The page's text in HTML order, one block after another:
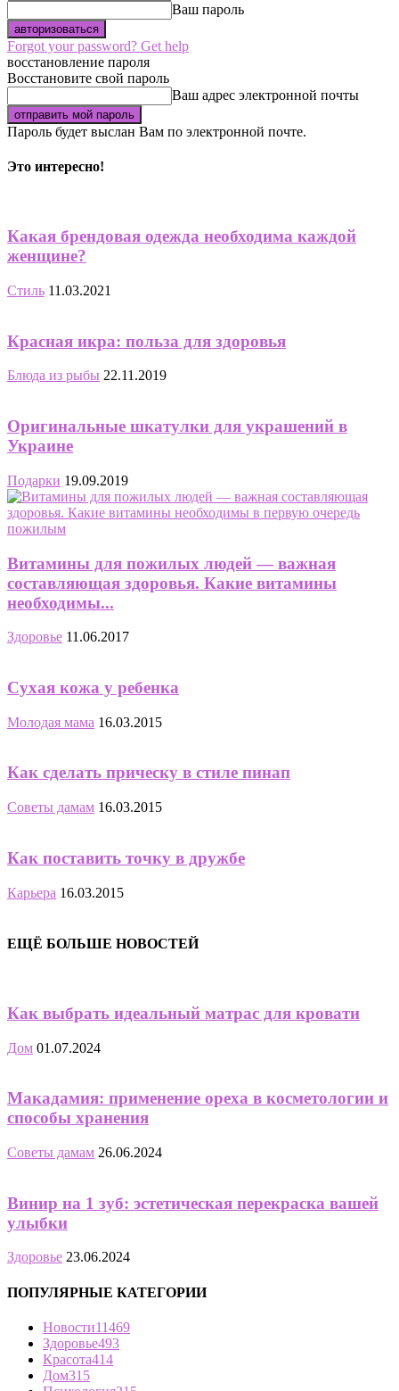
Ваш пароль
Forgot your password? Get help
восстановление пароля
Восстановите свой пароль
Ваш адрес электронной почты
Пароль будет выслан Вам по электронной почте.
Это интересно!
Какая брендовая одежда необходима каждой
женщине?
Стиль 11.03.2021
Красная икра: польза для здоровья
Блюда из рыбы 22.11.2019
Оригинальные шкатулки для украшений в
Украине
Подарки 19.09.2019
Витамины для пожилых людей — важная
составляющая здоровья. Какие витамины
необходимы...
Здоровье 11.06.2017
Сухая кожа у ребенка
Молодая мама 16.03.2015
Как сделать прическу в стиле пинап
Советы дамам 16.03.2015
Как поставить точку в дружбе
Карьера 16.03.2015
ЕЩЁ БОЛЬШЕ НОВОСТЕЙ
Как выбрать идеальный матрас для кровати
Дом 01.07.2024
Макадамия: применение ореха в косметологии и
способы хранения
Советы дамам 26.06.2024
Винир на 1 зуб: эстетическая перекраска вашей
улыбки
Здоровье 23.06.2024
ПОПУЛЯРНЫЕ КАТЕГОРИИ
Новости11469
Здоровье493
Красота414
Дом315